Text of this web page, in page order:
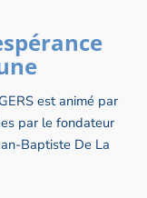
est animé par
par le fondateur
Baptiste De La